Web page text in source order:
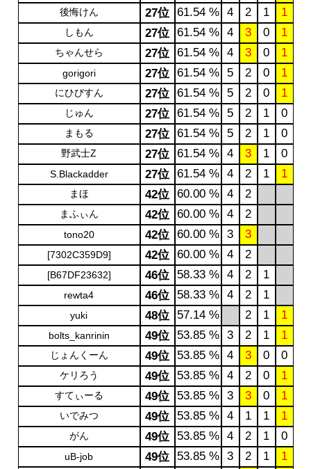
後悔けん 27位 61.54 % 4 2 1 1
しもん 27位 61.54 % 4 3 0 1
ちゃんせら 27位 61.54 % 4 3 0 1
gorigori 27位 61.54 % 5 2 0 1
にひびすん 27位 61.54 % 5 2 0 1
じゅん 27位 61.54 % 5 2 1 0
まもる 27位 61.54 % 5 2 1 0
野武士Z 27位 61.54 % 4 3 1 0
S.Blackadder 27位 61.54 % 4 2 1 1
まほ 42位 60.00 % 4 2
まふぃん 42位 60.00 % 4 2
tono20 42位 60.00 % 3 3
[7302C359D9] 42位 60.00 % 4 2
[B67DF23632] 46位 58.33 % 4 2 1
rewta4 46位 58.33 % 4 2 1
yuki 48位 57.14 % 2 1 1
bolts_kanrinin 49位 53.85 % 3 2 1 1
じょんくーん 49位 53.85 % 4 3 0 0
ケリろう 49位 53.85 % 4 2 0 1
すてぃーる 49位 53.85 % 3 3 0 1
いでみつ 49位 53.85 % 4 1 1 1
がん 49位 53.85 % 4 2 1 0
uB-job 49位 53.85 % 3 2 1 1